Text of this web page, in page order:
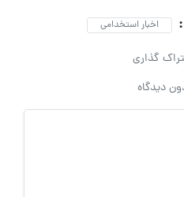
اخبار استخدامی
گذاری
دیدگاه